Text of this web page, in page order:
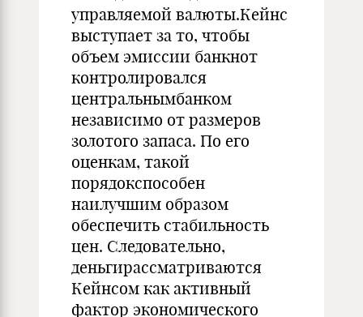
управляемой валюты.Кейнс
выступает за то, чтобы
объем эмиссии банкнот
контролировал­ся
центральнымбанком
независимо от размеров
золотого запаса. По его
оценкам, такой
порядокспособен
наилучшим образом
обеспечить стабильность
цен. Следовательно,
деньгирассматриваются
Кейнсом как активный
фактор экономического